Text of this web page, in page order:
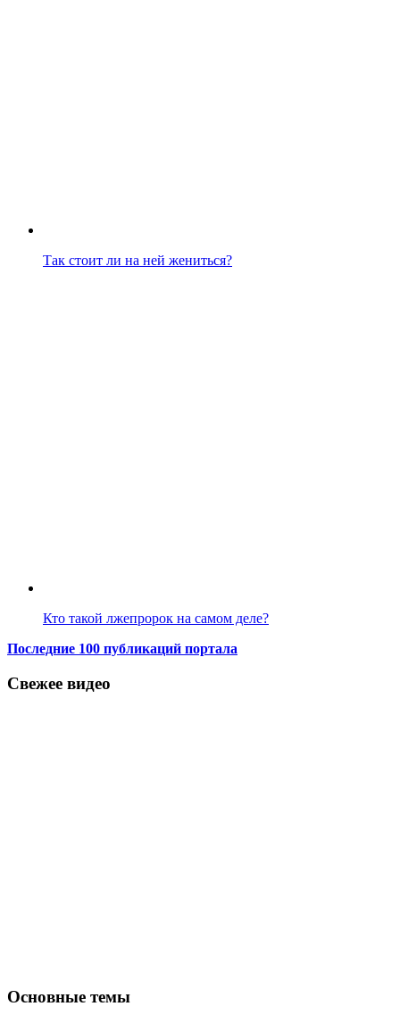
Так стоит ли на ней жениться?
Кто такой лжепророк на самом деле?
Последние 100 публикаций портала
Свежее видео
Основные темы